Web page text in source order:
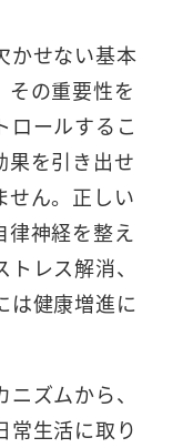
かせない基本
その重要性を
ロールするこ
果を引き出せ
せん。正しい
神経を整え
レス解消、
は健康増進に
ズムから、
常生活に取り